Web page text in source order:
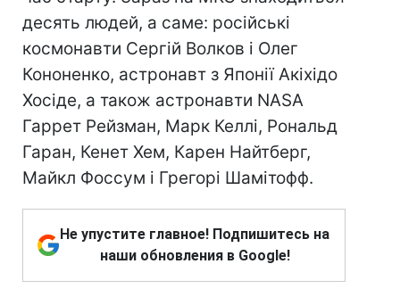
десять людей, а саме: російські
космонавти Сергій Волков і Олег
Кононенко, астронавт з Японії Акіхідо
Хосіде, а також астронавти NASA
Гаррет Рейзман, Марк Келлі, Рональд
Гаран, Кенет Хем, Карен Найтберг,
Майкл Фоссум і Грегорі Шамітофф.
Не упустите главное! Подпишитесь на
наши обновления в Google!